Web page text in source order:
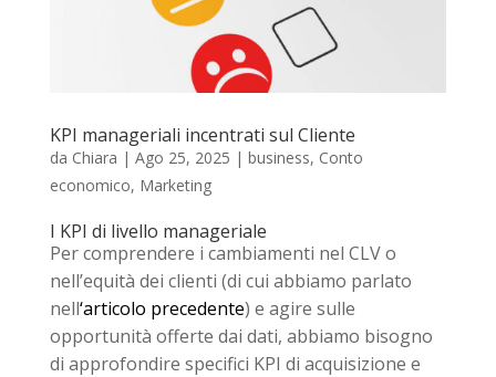
KPI manageriali incentrati sul Cliente
da Chiara | Ago 25, 2025 | business, Conto
economico, Marketing
I KPI di livello manageriale
Per comprendere i cambiamenti nel CLV o
nell’equità dei clienti (di cui abbiamo parlato
nell‘articolo precedente) e agire sulle
opportunità offerte dai dati, abbiamo bisogno
di approfondire specifici KPI di acquisizione e